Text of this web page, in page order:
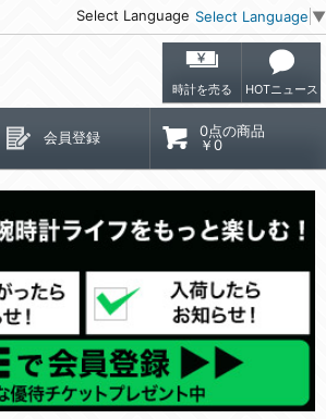
Select Language Select Language ▼
時計を売る HOTニュース
会員登録
0点の商品
￥0